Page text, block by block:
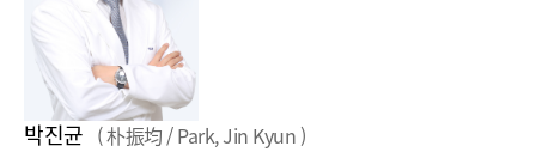
박진균 ( 朴振均 / Park, Jin Kyun )